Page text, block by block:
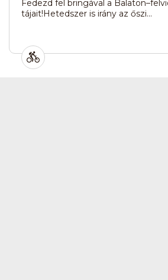
Fedezd fel bringával a
tájait!Hetedszer is irány az őszi...